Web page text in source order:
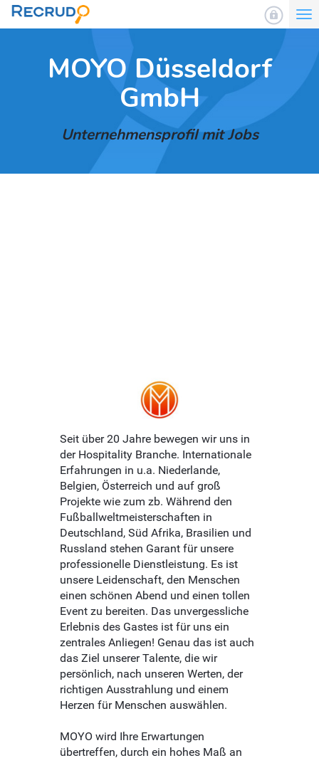
MOYO Düsseldorf
GmbH
Unternehmensprofil mit Jobs
Seit über 20 Jahre bewegen wir uns in
der Hospitality Branche. Internationale
Erfahrungen in u.a. Niederlande,
Belgien, Österreich und auf groß
Projekte wie zum zb. Während den
Fußballweltmeisterschaften in
Deutschland, Süd Afrika, Brasilien und
Russland stehen Garant für unsere
professionelle Dienstleistung. Es ist
unsere Leidenschaft, den Menschen
einen schönen Abend und einen tollen
Event zu bereiten. Das unvergessliche
Erlebnis des Gastes ist für uns ein
zentrales Anliegen! Genau das ist auch
das Ziel unserer Talente, die wir
persönlich, nach unseren Werten, der
richtigen Ausstrahlung und einem
Herzen für Menschen auswählen.
MOYO wird Ihre Erwartungen
übertreffen, durch ein hohes Maß an